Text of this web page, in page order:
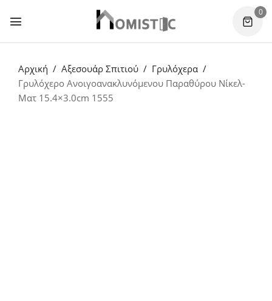
0
Αρχική Αξεσουάρ Σπιτιού
Γρυλόχερα
Γρυλόχερο Ανοιγοανακλυνόμενου Παραθύρου Νίκελ-
Ματ 15.4×3.0cm 1555